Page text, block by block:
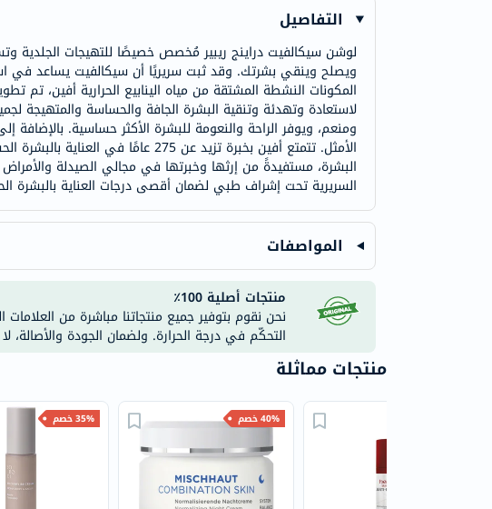
التفاصيل
لوشن سيكالفيت دراينج ريبير مُخصص خصيصًا للتهيجات الجلدية
ويصلح وينقي بشرتك. وقد ثبت سريريًا أن سيكالفيت يساعد في
المكونات النشطة المشتقة من مياه الينابيع الحرارية أفين، تم
لاستعادة وتهدئة وتنقية البشرة الجافة والحساسة والمتهيجة
ومنعم، ويوفر الراحة والنعومة للبشرة الأكثر حساسية.
الأمثل. تتمتع أفين بخبرة تزيد
البشرة، مستفيدةً من إرثها وخبرتها في مجالي الصيدلة
السريرية تحت إشراف طبي لضمان أقصى درجات العناية بالبشرة
المواصفات
منتجات أصلية 100٪
نحن نقوم بتوفير جميع منتجاتنا مباشرة من
التحكّم في درجة الحرارة. ولضمان الجودة والأصالة،
منتجات مماثلة
35% خصم 40% خصم